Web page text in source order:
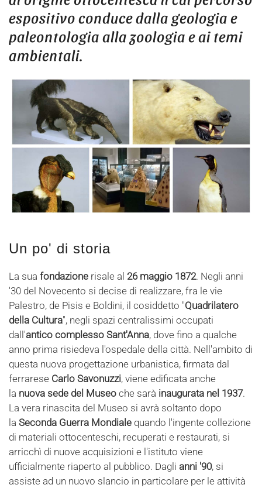
espositivo conduce dalla geologia e
paleontologia alla zoologia e ai temi
ambientali.
Un po' di storia
La sua fondazione risale al 26 maggio 1872. Negli anni
'30 del Novecento si decise di realizzare, fra le vie
Palestro, de Pisis e Boldini, il cosiddetto "Quadrilatero
della Cultura", negli spazi centralissimi occupati
dall'antico complesso Sant'Anna, dove fino a qualche
anno prima risiedeva l'ospedale della città. Nell'ambito di
questa nuova progettazione urbanistica, firmata dal
ferrarese Carlo Savonuzzi, viene edificata anche
la nuova sede del Museo che sarà inaugurata nel 1937.
La vera rinascita del Museo si avrà soltanto dopo
la Seconda Guerra Mondiale quando l'ingente collezione
di materiali ottocenteschi, recuperati e restaurati, si
arricchì di nuove acquisizioni e l'istituto viene
ufficialmente riaperto al pubblico. Dagli anni '90, si
assiste ad un nuovo slancio in particolare per le attività